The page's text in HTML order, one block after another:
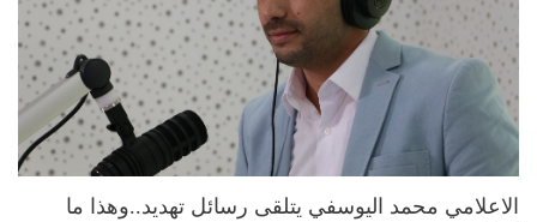
الاعلامي محمد اليوسفي يتلقى رسائل تهديد..وهذا ما